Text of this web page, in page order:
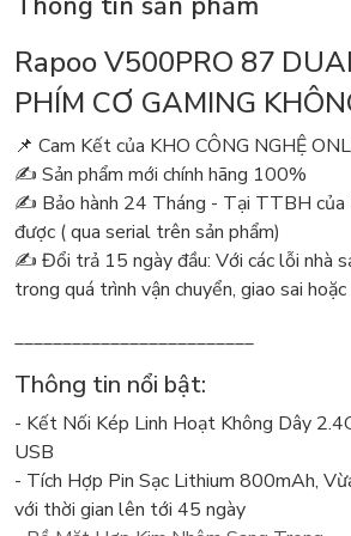
Rapoo V500PRO 87
PHÍM CƠ GAMING
📌 Cam Kết của KHO CÔNG NGHỆ
✍️ Sản phẩm mới chính hãng 100%
✍️ Bảo hành 24 Tháng - Tại TTBH của
được ( qua serial trên sản phẩm)
✍️ Đổi trả 15 ngày đầu: Với các lỗi nhà
trong quá trình vận chuyển, giao sai
_________________________
Thông tin nổi bật:
- Kết Nối Kép Linh Hoạt Không Dây
USB
- Tích Hợp Pin Sạc Lithium 800mAh,
với thời gian lên tới 45 ngày